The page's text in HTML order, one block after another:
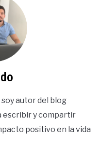
autor del blog
escribir y compartir
positivo en la vida